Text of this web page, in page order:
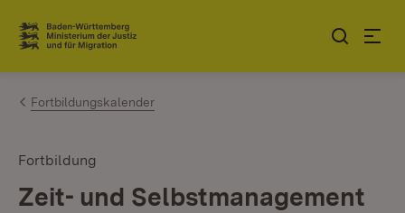
Zum Inhalt springen
Link zur Startseite
Fortbildungskalender
Fortbildung
Zeit- und Selbstmanagement